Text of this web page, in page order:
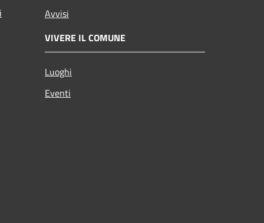
Avvisi
VIVERE IL COMUNE
Luoghi
Eventi